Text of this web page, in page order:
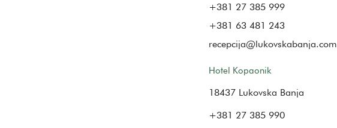
+381 27 385 999
+381 63 481 243
recepcija@lukovskabanja.com
Hotel Kopaonik
18437 Lukovska Banja
+381 27 385 990